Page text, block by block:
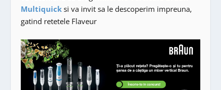
Multiquick si va invit sa le descoperim impreuna,
gatind retetele Flaveur